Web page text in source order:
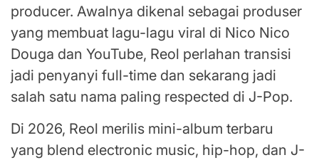
producer. Awalnya dikenal sebagai produser
yang membuat lagu-lagu viral di Nico Nico
Douga dan YouTube, Reol perlahan transisi
jadi penyanyi full-time dan sekarang jadi
salah satu nama paling respected di J-Pop.
Di 2026, Reol merilis mini-album terbaru
yang blend electronic music, hip-hop, dan J-